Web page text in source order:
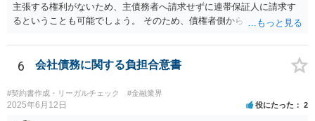
主張する権利がないため、主債務者へ請求せずに連帯保証人に請求す
るということも可能でしょう。 そのため、債権者側からすれば、会社
求しても良いものとなります。
6 会社債務に関する負担合意書
#契約書作成・リーガルチェック #金融業界
2025年6月12日 役にたった 2